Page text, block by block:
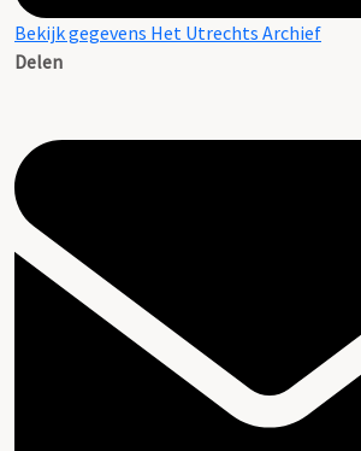
Bekijk gegevens Het Utrechts Archief
Delen